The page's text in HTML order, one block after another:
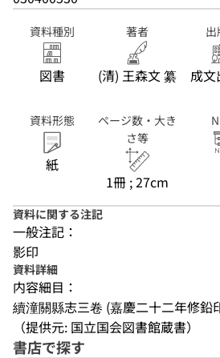
資料種別
図書
著者
(清) 王森文 纂 成
資料形態
紙
ページ数・大き
さ等
1冊 ; 27cm
資料に関する注記
一般注記：
影印
資料詳細
内容細目：
續潼關縣志三卷 (嘉慶二十二年修鉛
（提供元: 国立国会図書館蔵書）
書店で探す